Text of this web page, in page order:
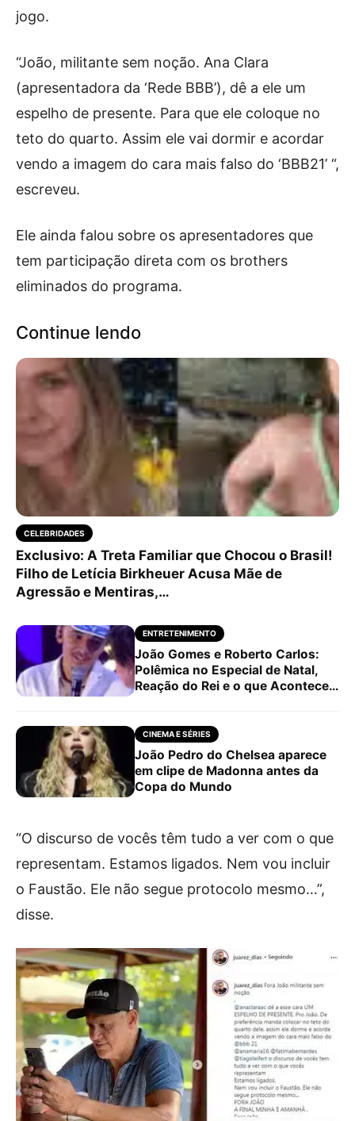
jogo.
“João, militante sem noção. Ana Clara
(apresentadora da ‘Rede BBB’), dê a ele um
espelho de presente. Para que ele coloque no
teto do quarto. Assim ele vai dormir e acordar
vendo a imagem do cara mais falso do ‘BBB21’ “,
escreveu.
Ele ainda falou sobre os apresentadores que
tem participação direta com os brothers
eliminados do programa.
Continue lendo
CELEBRIDADES
Exclusivo: A Treta Familiar que Chocou o Brasil!
Filho de Letícia Birkheuer Acusa Mãe de
Agressão e Mentiras,…
ENTRETENIMENTO
João Gomes e Roberto Carlos:
Polêmica no Especial de Natal,
Reação do Rei e o que Aconteceu
CINEMA E SÉRIES
João Pedro do Chelsea aparece
em clipe de Madonna antes da
Copa do Mundo
“O discurso de vocês têm tudo a ver com o que
representam. Estamos ligados. Nem vou incluir
o Faustão. Ele não segue protocolo mesmo…”,
disse.